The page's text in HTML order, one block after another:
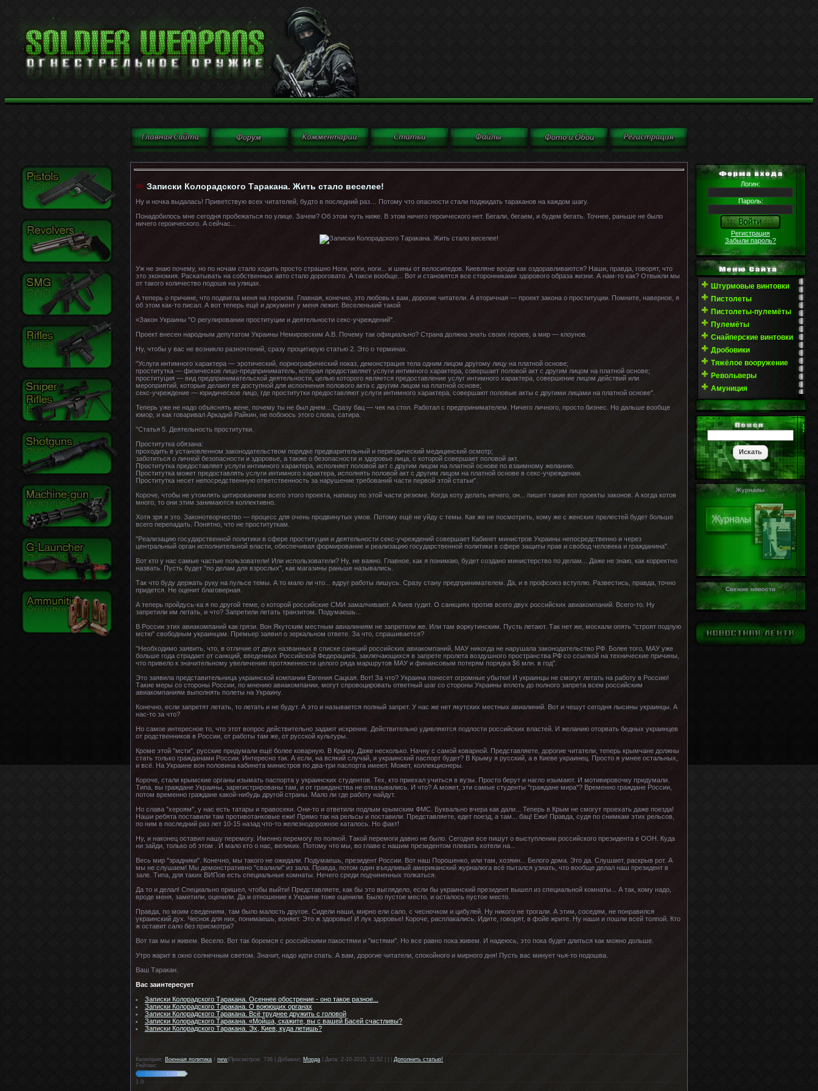
Записки Колорадского Таракана. Жить стало веселее!
Ну и ночка выдалась! Приветствую всех читателей, будто в последний раз… Потому что опасности стали поджидать тараканов на каждом шагу.
Понадобилось мне сегодня пробежаться по улице. Зачем? Об этом чуть ниже. В этом ничего героического нет. Бегали, бегаем, и будем бегать. Точнее, раньше не было
ничего героического. А сейчас...
Уж не знаю почему, но по ночам стало ходить просто страшно Ноги, ноги, ноги... и шины от велосипедов. Киевляне вроде как оздоравливаются? Наши, правда, говорят, что
это экономия. Раскатывать на собственных авто стало дороговато. А такси вообще... Вот и становятся все сторонниками здорового образа жизни. А нам-то как? Отвыкли мы
от такого количество подошв на улицах.
А теперь о причине, что подвигла меня на героизм. Главная, конечно, это любовь к вам, дорогие читатели. А вторичная — проект закона о проституции. Помните, наверное, я
об этом как-то писал. А вот теперь ещё и документ у меня лежит. Веселенький такой
«Закон Украины "О регулировании проституции и деятельности секс-учреждений".
Проект внесен народным депутатом Украины Немировским А.В. Почему так официально? Страна должна знать своих героев, а мир — клоунов.
Ну, чтобы у вас не возникло разночтений, сразу процитирую статью 2. Это о терминах.
"Услуги интимного характера — эротический, порнографический показ, демонстрация тела одним лицом другому лицу на платной основе;
проститутка — физическое лицо-предприниматель, которая предоставляет услуги интимного характера, совершает половой акт с другим лицом на платной основе;
проституция — вид предпринимательской деятельности, целью которого является предоставление услуг интимного характера, совершение лицом действий или
мероприятий, которые делают ее доступной для исполнения полового акта с другим лицом на платной основе;
секс-учреждение — юридическое лицо, где проститутки предоставляют услуги интимного характера, совершают половые акты с другими лицами на платной основе".
Теперь уже не надо объяснять жене, почему ты не был днем... Сразу бац — чек на стол. Работал с предпринимателем. Ничего личного, просто бизнес. Но дальше вообще
юмор, и как говаривал Аркадий Райкин, не побоюсь этого слова, сатира.
"Статья 5. Деятельность проститутки.
Проститутка обязана:
проходить в установленном законодательством порядке предварительный и периодический медицинский осмотр;
заботиться о личной безопасности и здоровье, а также о безопасности и здоровье лица, с которой совершает половой акт.
Проститутка предоставляет услуги интимного характера, исполняет половой акт с другим лицом на платной основе по взаимному желанию.
Проститутка может предоставлять услуги интимного характера, исполнять половой акт с другим лицом на платной основе в секс-учреждении.
Проститутка несет непосредственную ответственность за нарушение требований части первой этой статьи".
Короче, чтобы не утомлять цитированием всего этого проекта, напишу по этой части резюме. Когда коту делать нечего, он... пишет такие вот проекты законов. А когда котов
много, то они этим занимаются коллективно.
Хотя зря я это. Законотворчество — процесс для очень продвинутых умов. Потому ещё не уйду с темы. Как же не посмотреть, кому же с женских прелестей будет больше
всего перепадать. Понятно, что не проституткам.
"Реализацию государственной политики в сфере проституции и деятельности секс-учреждений совершает Кабинет министров Украины непосредственно и через
центральный орган исполнительной власти, обеспечивая формирование и реализацию государственной политики в сфере защиты прав и свобод человека и гражданина".
Вот кто у нас самые частые пользователи! Или использователи? Ну, не важно. Главное, как я понимаю, будет создано министерство по делам... Даже не знаю, как корректно
назвать. Пусть будет "по делам для взрослых", как магазины раньше назывались.
Так что буду держать руку на пульсе темы. А то мало ли что... вдруг работы лишусь. Сразу стану предпринимателем. Да, и в профсоюз вступлю. Развестись, правда, точно
придется. Не оценит благоверная.
А теперь пройдусь-ка я по другой теме, о которой российские СМИ замалчивают. А Киев гудит. О санкциях против всего двух российских авиакомпаний. Всего-то. Ну
запретили им летать, и что? Запретили летать транзитом. Подумаешь...
В России этих авиакомпаний как грязи. Вон Якутским местным авиалиниям не запретили же. Или там воркутинским. Пусть летают. Так нет же, москали опять "строят подлую
мстю" свободным украинцам. Премьер заявил о зеркальном ответе. За что, спрашивается?
"Необходимо заявить, что, в отличие от двух названных в списке санкций российских авиакомпаний, МАУ никогда не нарушала законодательство РФ. Более того, МАУ уже
больше года страдает от санкций, введенных Российской Федерацией, заключающихся в запрете пролета воздушного пространства РФ со ссылкой на технические причины,
что привело к значительному увеличению протяженности целого ряда маршрутов МАУ и финансовым потерям порядка $6 млн. в год".
Это заявила представительница украинской компании Евгения Сацкая. Вот! За что? Украина понесет огромные убытки! И украинцы не смогут летать на работу в Россию!
Такие меры со стороны России, по мнению авиакомпании, могут спровоцировать ответный шаг со стороны Украины вплоть до полного запрета всем российским
авиакомпаниям выполнять полеты на Украину.
Конечно, если запретят летать, то летать и не будут. А это и называется полный запрет. У нас же нет якутских местных авиалиний. Вот и чешут сегодня лысины украинцы. А
нас-то за что?
Но самое интересное то, что этот вопрос действительно задают искренне. Действительно удивляются подлости российских властей. И желанию оторвать бедных украинцев
от родственников в России, от работы там же, от русской культуры.
Кроме этой "мсти", русские придумали ещё более коварную. В Крыму. Даже несколько. Начну с самой коварной. Представляете, дорогие читатели, теперь крымчане должны
стать только гражданами России. Интересно так. А если, на всякий случай, и украинский паспорт будет? В Крыму я русский, а в Киеве украинец. Просто я умнее остальных,
и всё. На Украине вон половина кабинета министров по два-три паспорта имеют. Может, коллекционеры.
Короче, стали крымские органы изымать паспорта у украинских студентов. Тех, кто приехал учиться в вузы. Просто берут и нагло изымают. И мотивировочку придумали.
Типа, вы граждане Украины, зарегистрированы там, и от гражданства не отказывались. И что? А может, эти самые студенты "граждане мира"? Временно граждане России,
потом временно граждане какой-нибудь другой страны. Мало ли где работу найдут.
Но слава "хероям", у нас есть татары и правосеки. Они-то и ответили подлым крымским ФМС. Буквально вчера как дали... Теперь в Крым не смогут проехать даже поезда!
Наши ребята поставили там противотанковые ежи! Прямо так на рельсы и поставили. Представляете, едет поезд, а там... бац! Ежи! Правда, судя по снимкам этих рельсов,
по ним в последний раз лет 10-15 назад что-то железнодорожное каталось. Но факт!
Ну, и наконец оставил нашу перемогу. Именно перемогу по полной. Такой перемоги давно не было. Сегодня все пишут о выступлении российского президента в ООН. Куда
ни зайди, только об этом . И мало кто о нас, великих. Потому что мы, во главе с нашим президентом плевать хотели на...
Весь мир "зрадники". Конечно, мы такого не ожидали. Подумаешь, президент России. Вот наш Порошенко, или там, хозяин... Белого дома. Это да. Слушают, раскрыв рот. А
мы не слушаем! Мы демонстративно "свалили" из зала. Правда, потом один въедливый американский журналюга всё пытался узнать, что вообще делал наш президент в
зале. Типа, для таких ВИПов есть специальные комнаты. Нечего среди подчиненных толкаться.
Да то и делал! Специально пришел, чтобы выйти! Представляете, как бы это выглядело, если бы украинский президент вышел из специальной комнаты... А так, кому надо,
вроде меня, заметили, оценили. Да и отношение к Украине тоже оценили. Было пустое место, и осталось пустое место.
Правда, по моим сведениям, там было малость другое. Сидели наши, мирно ели сало, с чесночком и цибулей. Ну никого не трогали. А этим, соседям, не понравился
украинский дух. Чеснок для них, понимаешь, воняет. Это ж здоровье! И лук здоровье! Короче, расплакались. Идите, говорят, в фойе жрите. Ну наши и пошли всей толпой. Кто
ж оставит сало без присмотра?
Вот так мы и живем. Весело. Вот так боремся с российскими пакостями и "мстями". Но все равно пока живем. И надеюсь, это пока будет длиться как можно дольше.
Утро жарит в окно солнечным светом. Значит, надо идти спать. А вам, дорогие читатели, спокойного и мирного дня! Пусть вас минует чья-то подошва.
Ваш Таракан.
Вас заинтересует
Записки Колорадского Таракана. Осеннее обострение - оно такое разное...
Записки Колорадского Таракана. О воюющих органах
Записки Колорадского Таракана. Всё труднее дружить с головой
Записки Колорадского Таракана. «Мойша, скажите, вы с вашей Басей счастливы?
Записки Колорадского Таракана. Эх, Киев, куда летишь?
Категория: Военная политика / new |Просмотров: 736 | Добавил: Морда | Дата: 2-10-2015, 11:52 | | | Дополнить статью!
Рейтинг:
1 0
Логин:
Пароль:
Регистрация
Забыли пароль?
Штурмовые винтовки
Пистолеты
Пистолеты-пулемёты
Пулемёты
Снайперские винтовки
Дробовики
Тяжёлое вооружение
Револьверы
Амуниция
Журналы
Свежие новости